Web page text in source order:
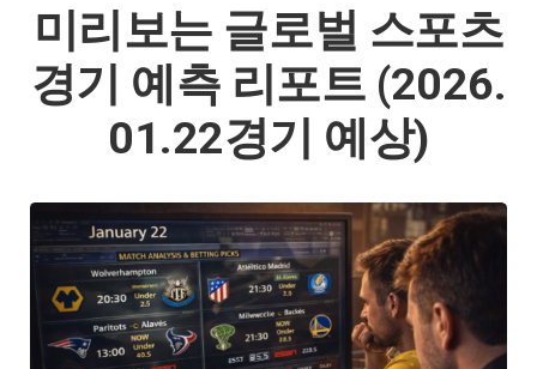
본문미리보는 글로벌 스포츠
경기 예측 리포트 (2026.
01.22경기 예상)